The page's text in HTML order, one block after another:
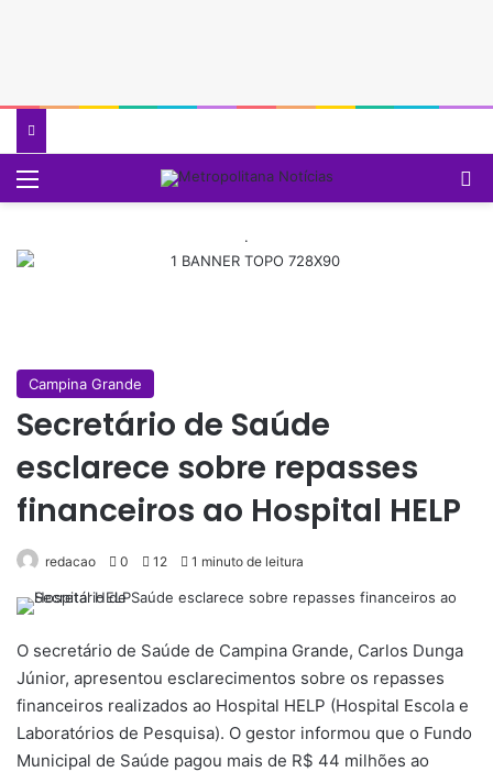
.
Campina Grande
Secretário de Saúde
esclarece sobre repasses
financeiros ao Hospital HELP
redacao 0 12 1 minuto de leitura
O secretário de Saúde de Campina Grande, Carlos Dunga
Júnior, apresentou esclarecimentos sobre os repasses
financeiros realizados ao Hospital HELP (Hospital Escola e
Laboratórios de Pesquisa). O gestor informou que o Fundo
Municipal de Saúde pagou mais de R$ 44 milhões ao